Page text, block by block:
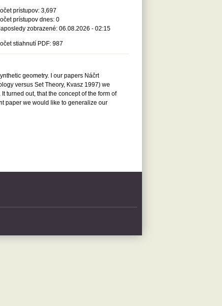
prístupov: 3,697
prístupov dnes: 0
zobrazené: 06.08.2026 - 02:15
stiahnutí PDF: 987
geometry. I our papers Náčrt
versus Set Theory, Kvasz 1997) we
turned out, that the concept of the form of
paper we would like to generalize our